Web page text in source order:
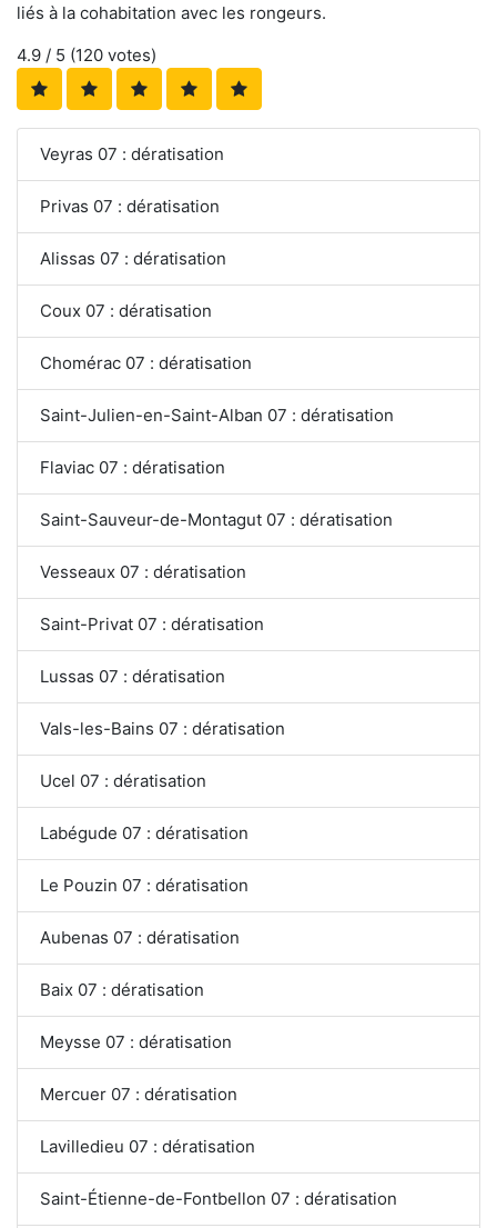
liés à la cohabitation avec les rongeurs.
4.9 / 5 (120 votes)
Veyras 07 : dératisation
Privas 07 : dératisation
Alissas 07 : dératisation
Coux 07 : dératisation
Chomérac 07 : dératisation
Saint-Julien-en-Saint-Alban 07 : dératisation
Flaviac 07 : dératisation
Saint-Sauveur-de-Montagut 07 : dératisation
Vesseaux 07 : dératisation
Saint-Privat 07 : dératisation
Lussas 07 : dératisation
Vals-les-Bains 07 : dératisation
Ucel 07 : dératisation
Labégude 07 : dératisation
Le Pouzin 07 : dératisation
Aubenas 07 : dératisation
Baix 07 : dératisation
Meysse 07 : dératisation
Mercuer 07 : dératisation
Lavilledieu 07 : dératisation
Saint-Étienne-de-Fontbellon 07 : dératisation